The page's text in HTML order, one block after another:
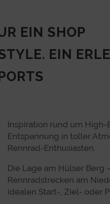
EIN SHOP
EIN
Inspiration rund um
Entspannung in toller
Rennrad-Enthusiasten.
Die Lage am Hülser
Rennradstrecken am
idealen Start-, Ziel- oder